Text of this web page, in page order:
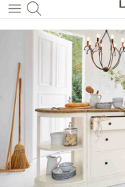
Naar de hoofdinhoud